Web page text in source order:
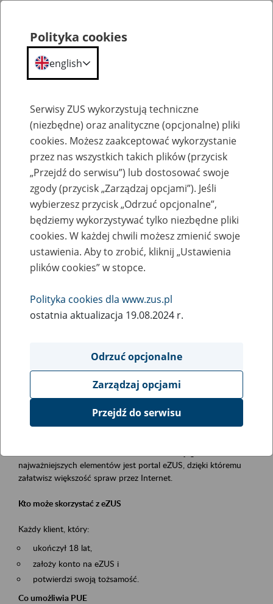
Szkolenia
Zaproś ZUS do siebie - zakładanie profili
eZUS w siedzibie Twojej firmy
Rodzaj wydarzenia
Szkolenia
obsługa klientów
Event description
Platforma Usług Elektronicznych ZUS eZUS
najważniejszych elementów jest portal eZUS, dzięki któremu
załatwisz większość spraw przez Internet.
Kto może skorzystać z eZUS
Każdy klient, który:
ukończył 18 lat,
założy konto na eZUS i
potwierdzi swoją tożsamość.
Co umożliwia PUE
Polityka cookies
english
Serwisy ZUS wykorzystują techniczne
(niezbędne) oraz analityczne (opcjonalne) pliki
cookies. Możesz zaakceptować wykorzystanie
przez nas wszystkich takich plików (przycisk
„Przejdź do serwisu”) lub dostosować swoje
zgody (przycisk „Zarządzaj opcjami”). Jeśli
wybierzesz przycisk „Odrzuć opcjonalne”,
będziemy wykorzystywać tylko niezbędne pliki
cookies. W każdej chwili możesz zmienić swoje
ustawienia. Aby to zrobić, kliknij „Ustawienia
plików cookies” w stopce.
Polityka cookies dla www.zus.pl
ostatnia aktualizacja 19.08.2024 r.
Odrzuć opcjonalne
Zarządzaj opcjami
Przejdź do serwisu